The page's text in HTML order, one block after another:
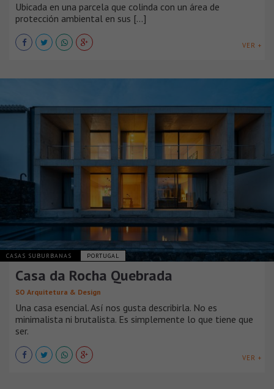
Ubicada en una parcela que colinda con un área de
protección ambiental en sus [...]
VER +
CASAS SUBURBANAS PORTUGAL
Casa da Rocha Quebrada
SO Arquitetura & Design
Una casa esencial. Así nos gusta describirla. No es
minimalista ni brutalista. Es simplemente lo que tiene que
ser.
VER +